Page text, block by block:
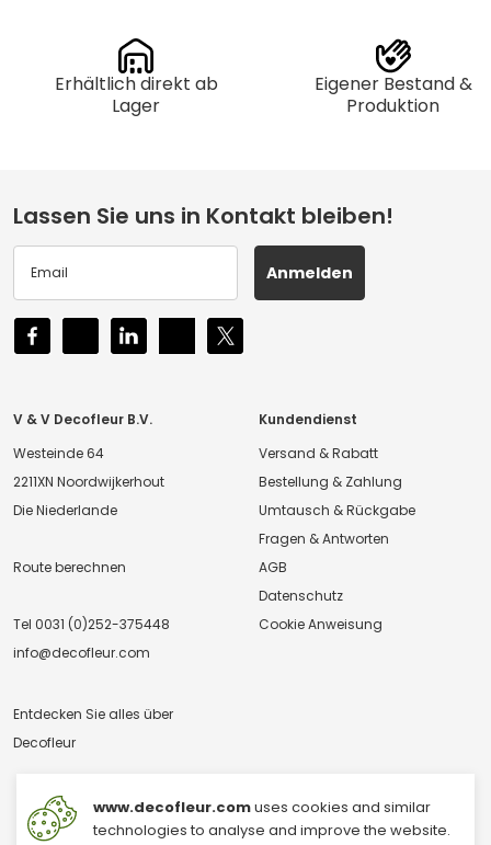
Erhältlich direkt ab
Lager
Eigener Bestand &
Produktion
Lassen Sie uns in Kontakt bleiben!
Anmelden
V & V Decofleur B.V.
Westeinde 64
2211XN Noordwijkerhout
Die Niederlande
Route berechnen
Tel 0031 (0)252-375448
info@decofleur.com
Entdecken Sie alles über
Decofleur
Kundendienst
Versand & Rabatt
Bestellung & Zahlung
Umtausch & Rückgabe
Fragen & Antworten
AGB
Datenschutz
Cookie Anweisung
www.decofleur.comuses cookies and similar
technologies to analyse and improve the website.